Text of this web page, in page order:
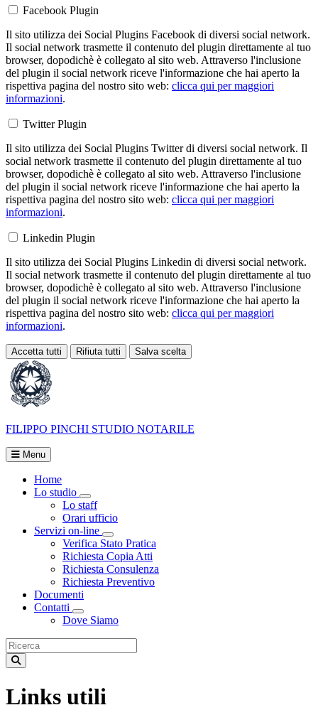
Facebook Plugin
Il sito utilizza dei Social Plugins Facebook di diversi social network.
Il social network trasmette il contenuto del plugin direttamente al tuo
browser, dopodichè è collegato al sito web. Attraverso l'inclusione
del plugin il social network riceve l'informazione che hai aperto la
rispettiva pagina del nostro sito web: clicca qui per maggiori
informazioni.
Twitter Plugin
Il sito utilizza dei Social Plugins Twitter di diversi social network. Il
social network trasmette il contenuto del plugin direttamente al tuo
browser, dopodichè è collegato al sito web. Attraverso l'inclusione
del plugin il social network riceve l'informazione che hai aperto la
rispettiva pagina del nostro sito web: clicca qui per maggiori
informazioni.
Linkedin Plugin
Il sito utilizza dei Social Plugins Linkedin di diversi social network.
Il social network trasmette il contenuto del plugin direttamente al tuo
browser, dopodichè è collegato al sito web. Attraverso l'inclusione
del plugin il social network riceve l'informazione che hai aperto la
rispettiva pagina del nostro sito web: clicca qui per maggiori
informazioni.
Accetta tutti Rifiuta tutti Salva scelta
Loading...
FILIPPO PINCHI STUDIO NOTARILE
Menu
Home
Lo studio
Toggle Dropdown
Lo staff
Orari ufficio
Servizi on-line
Toggle Dropdown
Verifica Stato Pratica
Richiesta Copia Atti
Richiesta Consulenza
Richiesta Preventivo
Documenti
Contatti
Toggle Dropdown
Dove Siamo
Links utili